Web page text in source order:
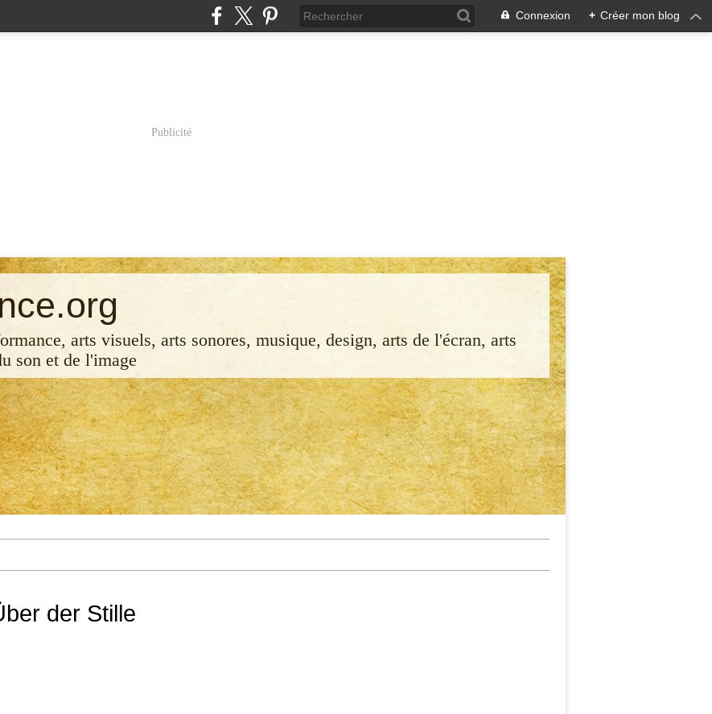
Connexion + Créer mon blog
Publicité
arts visuels, arts sonores, musique, design, arts de l'écran, arts
son et de l'image
der Stille